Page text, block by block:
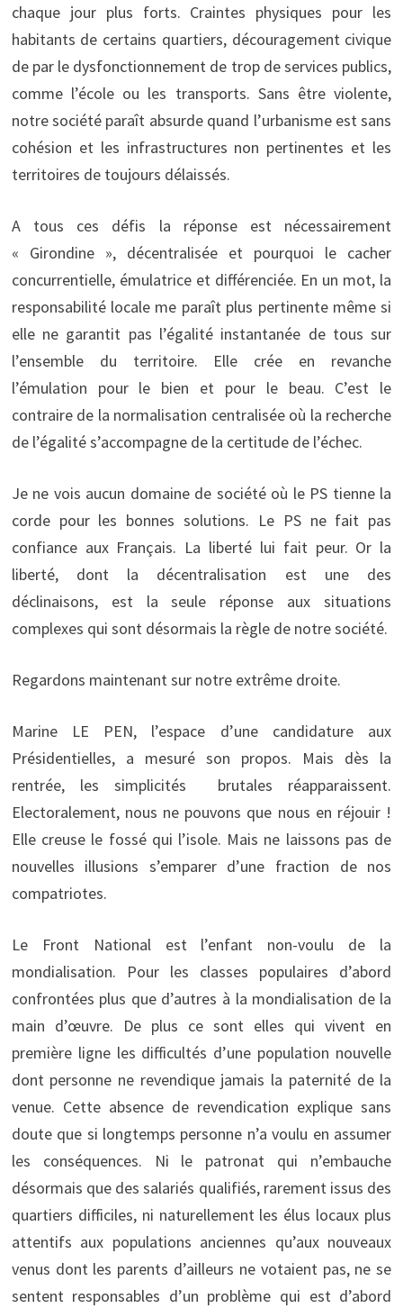
chaque jour plus forts. Craintes physiques pour les
habitants de certains quartiers, découragement civique
de par le dysfonctionnement de trop de services publics,
comme l’école ou les transports. Sans être violente,
notre société paraît absurde quand l’urbanisme est sans
cohésion et les infrastructures non pertinentes et les
territoires de toujours délaissés.
A tous ces défis la réponse est nécessairement
« Girondine », décentralisée et pourquoi le cacher
concurrentielle, émulatrice et différenciée. En un mot, la
responsabilité locale me paraît plus pertinente même si
elle ne garantit pas l’égalité instantanée de tous sur
l’ensemble du territoire. Elle crée en revanche
l’émulation pour le bien et pour le beau. C’est le
contraire de la normalisation centralisée où la recherche
de l’égalité s’accompagne de la certitude de l’échec.
Je ne vois aucun domaine de société où le PS tienne la
corde pour les bonnes solutions. Le PS ne fait pas
confiance aux Français. La liberté lui fait peur. Or la
liberté, dont la décentralisation est une des
déclinaisons, est la seule réponse aux situations
complexes qui sont désormais la règle de notre société.
Regardons maintenant sur notre extrême droite.
Marine LE PEN, l’espace d’une candidature aux
Présidentielles, a mesuré son propos. Mais dès la
rentrée, les simplicités brutales réapparaissent.
Electoralement, nous ne pouvons que nous en réjouir !
Elle creuse le fossé qui l’isole. Mais ne laissons pas de
nouvelles illusions s’emparer d’une fraction de nos
compatriotes.
Le Front National est l’enfant non-voulu de la
mondialisation. Pour les classes populaires d’abord
confrontées plus que d’autres à la mondialisation de la
main d’œuvre. De plus ce sont elles qui vivent en
première ligne les difficultés d’une population nouvelle
dont personne ne revendique jamais la paternité de la
venue. Cette absence de revendication explique sans
doute que si longtemps personne n’a voulu en assumer
les conséquences. Ni le patronat qui n’embauche
désormais que des salariés qualifiés, rarement issus des
quartiers difficiles, ni naturellement les élus locaux plus
attentifs aux populations anciennes qu’aux nouveaux
venus dont les parents d’ailleurs ne votaient pas, ne se
sentent responsables d’un problème qui est d’abord